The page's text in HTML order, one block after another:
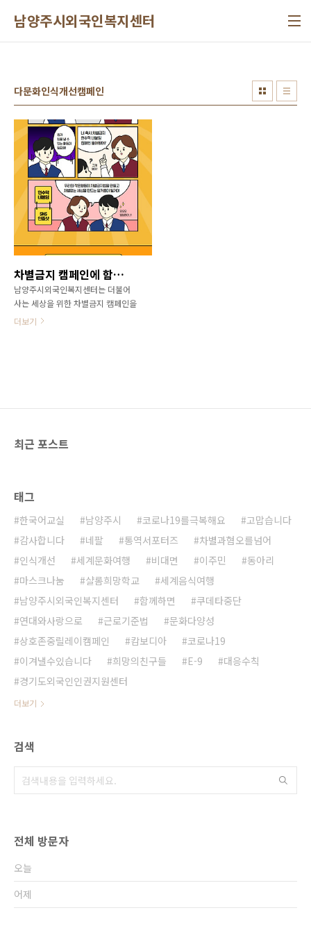
남양주시외국인복지센터
다문화인식개선캠페인
차별금지 캠페인에 함께해 주세요!
남양주시외국인복지센터는 더불어
사는 세상을 위한 차별금지 캠페인을
펼치고 있습니다. 코로나19로 이주
용품 내용 1) 현수막(1.5m*1.5m) 1
개 소진시까지 참여방법 1) 현수막을
이는 집외부(예 : 베란다 난간) 2) 인
증샷을 찍습니다. 3) 개인 SNS에 #차
더보기
최근 포스트
태그
한국어교실 남양주시 코로나19를극복해요
고맙습니다
감사합니다
네팔 통역서포터즈
차별과혐오를넘어
인식개선
세계문화여행 비대면 이주민
동아리
마스크나눔
샬롬희망학교
세계음식여행
남양주시외국인복지센터
함께하면
쿠데타중단
연대와사랑으로
근로기준법
문화다양성
상호존중릴레이캠페인
캄보디아
코로나19
이겨낼수있습니다
희망의친구들 E-9
대응수칙
경기도외국인인권지원센터
더보기
검색
전체 방문자
오늘
어제